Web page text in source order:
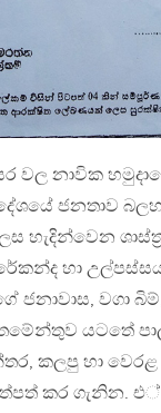
වල නාවික
ජනතාව
හැදින්වෙන
හා
ජනාවාස, වගා
යටතේ
කලපු හා
කර ගැනින. එ්